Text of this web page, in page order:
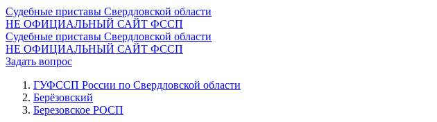
Судебные приставы Свердловской области
НЕ ОФИЦИАЛЬНЫЙ САЙТ ФССП
Судебные приставы Свердловской области
НЕ ОФИЦИАЛЬНЫЙ САЙТ ФССП
Задать вопрос
ГУФССП России по Свердловской области
Берёзовский
Березовское РОСП